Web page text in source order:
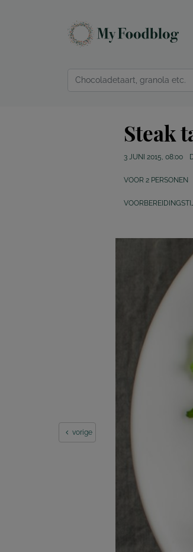
Steak
3 JUNI 2015, 08:00
VOOR 2 PERSONEN
vorige